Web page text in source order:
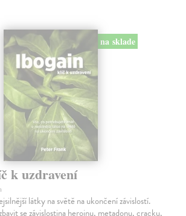
na sklade
k uzdravení
látky na světě na ukončení závislostí.
se závislostina heroinu, metadonu, cracku,